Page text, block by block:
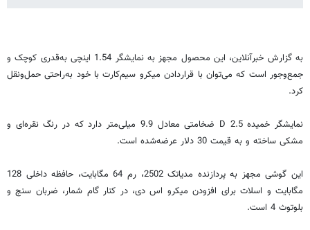
به گزارش خبرآنلاین، این محصول مجهز به نمایشگر 1.54 اینچی به‌قدری کوچک و
جمع‌وجور است که می‌توان با قراردادن میکرو سیم‌کارت با خود به‌راحتی حمل‌ونقل
کرد.
نمایشگر خمیده 2.5 D ضخامتی معادل 9.9 میلی‌متر دارد که در رنگ نقره‌ای و
مشکی ساخته و به قیمت 30 دلار عرضه‌شده است.
این گوشی مجهز به پردازنده مدیاتک 2502، رم 64 مگابایت، حافظه داخلی 128
مگابایت و اسلات برای افزودن میکرو اس دی، در کنار گام شمار، ضربان سنج و
بلوتوث 4 است.